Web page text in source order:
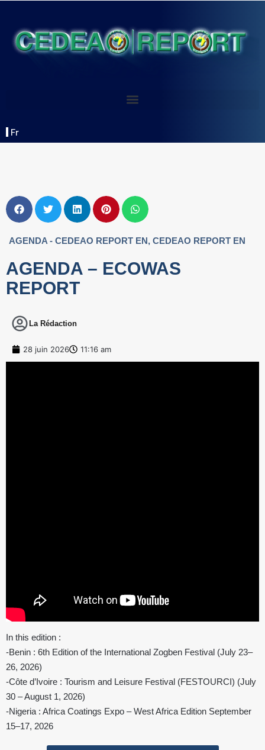
Fr
AGENDA - CEDEAO REPORT EN, CEDEAO REPORT EN
AGENDA – ECOWAS
REPORT
La Rédaction
28 juin 2026 11:16 am
In this edition :
-Benin : 6th Edition of the International Zogben Festival (July 23–
26, 2026)
-Côte d’Ivoire : Tourism and Leisure Festival (FESTOURCI) (July
30 – August 1, 2026)
-Nigeria : Africa Coatings Expo – West Africa Edition September
15–17, 2026